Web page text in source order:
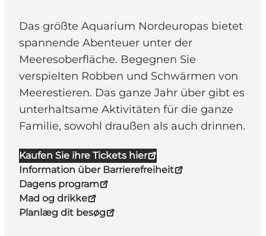
Das größte Aquarium Nordeuropas bietet
spannende Abenteuer unter der
Meeresoberfläche. Begegnen Sie
verspielten Robben und Schwärmen von
Meerestieren. Das ganze Jahr über gibt es
unterhaltsame Aktivitäten für die ganze
Familie, sowohl draußen als auch drinnen.
Kaufen Sie ihre Tickets hier
Information über Barrierefreiheit
Dagens program
Mad og drikke
Planlæg dit besøg